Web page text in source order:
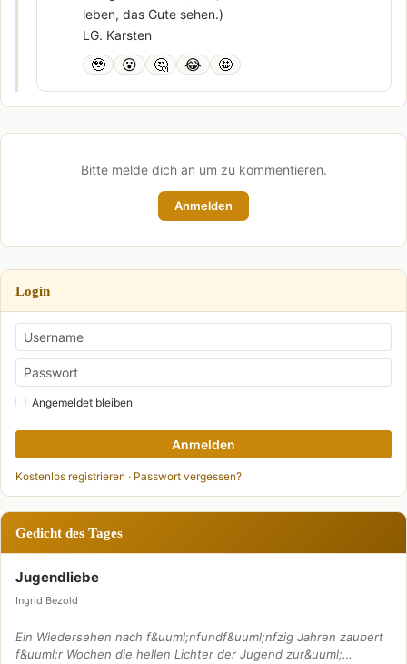
leben, das Gute sehen.)
LG. Karsten
🥹 😮 🤔 😂 🤩
Bitte melde dich an um zu kommentieren.
Anmelden
Login
Angemeldet bleiben
Anmelden
Kostenlos registrieren · Passwort vergessen?
Gedicht des Tages
Jugendliebe
Ingrid Bezold
Ein Wiedersehen nach f&uuml;nfundf&uuml;nfzig Jahren zaubert
f&uuml;r Wochen die hellen Lichter der Jugend zur&uuml;…